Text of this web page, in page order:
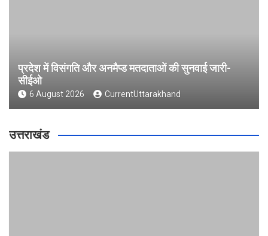
प्रदेश में विसंगति और अनमैप्ड मतदाताओं की सुनवाई जारी-
सीईओ
6 August 2026 CurrentUttarakhand
उत्तराखंड